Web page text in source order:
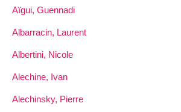
Aïgui, Guennadi
Albarracin, Laurent
Albertini, Nicole
Alechine, Ivan
Alechinsky, Pierre